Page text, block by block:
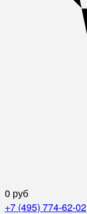
0 руб
+7 (495) 774-62-02